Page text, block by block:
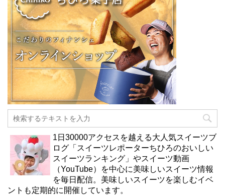
1日30000アクセスを越える大人気スイーツブ
ログ「スイーツレポーターちひろのおいしい
スイーツランキング」やスイーツ動画
（YouTube）を中心に美味しいスイーツ情報
を毎日配信。美味しいスイーツを楽しむイベ
ントも定期的に開催しています。